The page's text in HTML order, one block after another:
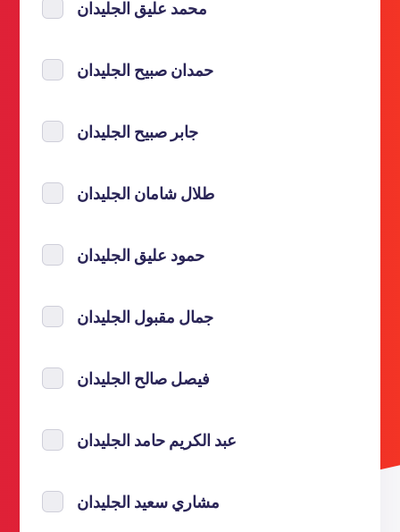
محمد عليق الجليدان
حمدان صبيح الجليدان
جابر صبيح الجليدان
طلال شامان الجليدان
حمود عليق الجليدان
جمال مقبول الجليدان
فيصل صالح الجليدان
عبد الكريم حامد الجليدان
مشاري سعيد الجليدان